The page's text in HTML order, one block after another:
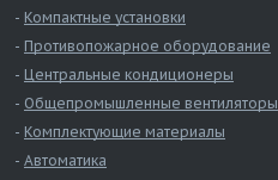
Компактные установки
Противопожарное оборудование
Центральные кондиционеры
Общепромышленные вентиляторы
Комплектующие материалы
Автоматика